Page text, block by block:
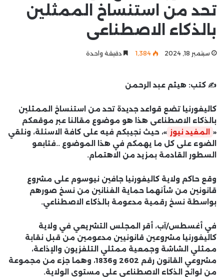
تحد من استنساخ الممثلين
بالذكاء الاصطناعى
سبتمبر 18, 2024 1٬384 دقيقة واحدة
✍️ كتب: هيثم عبد الرحمن
كاليفورنيا تضع قواعد جديدة تحد من استنساخ الممثلين
بالذكاء الاصطناعى هذا هو موضوع مقالنا عبر موقعكم
«
المفيد نيوز »، حيث نجيبكم فيه على كافة الاسئلة، ونلقي
الضوء على كل ما يهمكم في هذا الموضوع ..فتابعو
السطور القادمة بمزيد من الاهتمام.
وقع حاكم ولاية كاليفورنيا جافين نيوسوم على مشروع
قانونين من شأنهما حماية الفنانين من نسخ صورهم
بواسطة نسخ رقمية مدعومة بالذكاء الاصطناعي.
في أغسطس/آب، أقر المجلس التشريعي في ولاية
كاليفورنيا مشروعين قانونيين مدعومين من قبل نقابة
ممثلي الشاشة وجمعية ممثلي التلفزيون والإذاعة،
مشروعي القانون رقم 2602 و1836، وهما جزء من مجموعة
من لوائح الذكاء الاصطناعي على مستوى الولاية.